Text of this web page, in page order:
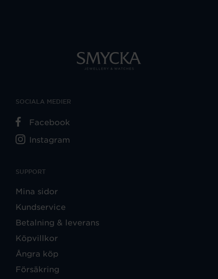
SUPPORT
Mina sidor
Kundservice
Betalning & leverans
Köpvillkor
Ångra köp
Försäkring
SOCIALA MEDIER
Facebook
Instagram